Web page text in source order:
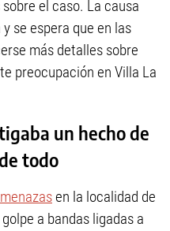
el caso. La causa
se espera que en las
más detalles sobre
preocupación en Villa La
un hecho de
todo
en la localidad de
a bandas ligadas a